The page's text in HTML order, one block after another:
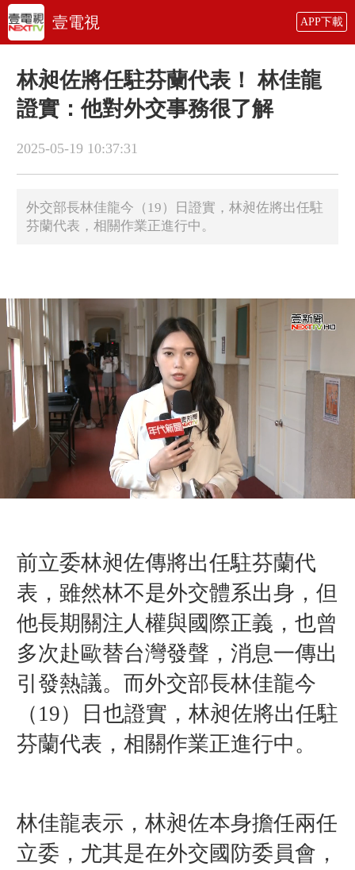
壹電視 APP下載
林昶佐將任駐芬蘭代表！ 林佳龍
證實：他對外交事務很了解
2025-05-19 10:37:31
外交部長林佳龍今（19）日證實，林昶佐將出任駐
芬蘭代表，相關作業正進行中。
前立委林昶佐傳將出任駐芬蘭代
表，雖然林不是外交體系出身，但
他長期關注人權與國際正義，也曾
多次赴歐替台灣發聲，消息一傳出
引發熱議。而外交部長林佳龍今
（19）日也證實，林昶佐將出任駐
芬蘭代表，相關作業正進行中。
林佳龍表示，林昶佐本身擔任兩任
立委，尤其是在外交國防委員會，